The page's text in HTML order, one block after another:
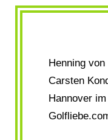
Henning
Carsten
Hannover